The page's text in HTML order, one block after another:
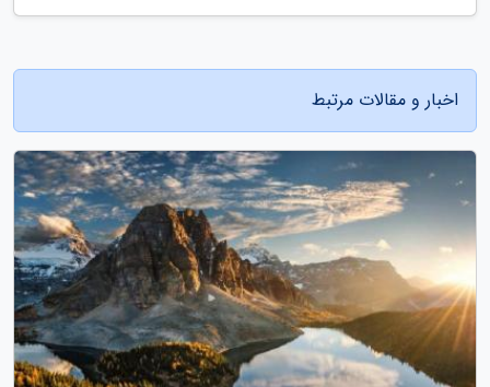
اخبار و مقالات مرتبط